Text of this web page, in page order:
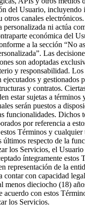
del Usuario, incluyendo
otros canales
personalizada ni actúa
económica del
a la sección “No
Las
son adoptadas
y responsabilidad. Los
ejecutados y gestionados
y contratos.
estar sujetas a términos
serán puestos a
funcionalidades. Dichos
por referencia a
Términos y
últimos respecto de la
los Servicios, el Usuario
íntegramente estos
representación de la
contar con capacidad
menos dieciocho (18)
acuerdo con estos
los Servicios.